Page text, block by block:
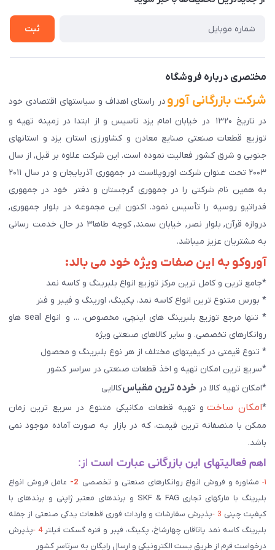
راهنمای ثبت سفارش
سوالات متداول
ثبت
مختصری درباره فروشگاه
شرکت بازرگانی آورو در راستای اهداف و سیاستهای اقتصادی خود
در تاریخ ۱۳۲۰ در خیابان امام یزد تاسیس و از ابتدا در زمینه تهیه و
توزیع قطعات صنعتی صنایع معادن و کشاورزی استان یزد و استانهای
جنوبی و شرق کشور فعالیت نموده است. این شرکت علاوه بر قبل, از سال
۲۰۰۳ تحت عنوان شرکت اوروپلاست در جمهوری آذربایجان و در سال ۲۰۱۱
به همین نام شرکتی را در جمهوری گرجستان و دفتر خود در جمهوری
فدراتیو روسیه را تأسیس نمود. اکنون این مجموعه در بلوار جمهوری,
دروازه قرآن, بلوار نصر, خیابان سمند, کوچه طاها۳ در حال خدمت رسانی
به مشتریان عزیز میباشد.
آوروکو به این صفات ویژه خود می بالد:
*جامع ترین و کامل ترین مرکز توزیع انواع بلبرینگ و کاسه نمد
* بورس متنوع ترین انواع کاسه نمد، پکینگ، اورینگ و فیبر و فنر
* تنها مرجع توزیع بلبرینگ های اینچی، مخصوص، ... و انواع seal هاو
روانکارهای تخصصی. و سایر کالاهای صنعتی ويژه
* تنوع قیمتی در کیفیتهای مختلف از هر نوع بلبرینگ و محصول
*سریع ترین امکان تهیه و اخذ قطعات صنعتی در سراسر کشور
*امکان تهیه کالا در خرده ترین مقیاسکالایی
*امکان ساختو تهیه قطعات مکانیکی متنوع در سریع ترین زمان
ممکن با منصفانه ترین قیمت، که در بازار به صورت آماده موجود نمی
باشد.
اهم فعالیتهای این بازرگانی عبارت است از:
۱- مشاوره و فروش انواع روانکارهای صنعتی و تخصصی 2-
عامل فروش انواع
بلبرینگ با مارکهای تجاری SKF & FAG و برندهای معتبر ژاپنی و برندهای با
کیفیت چینی 3 - پذیرش سفارشات و واردات فوری قطعات یدکی صنعتی از جمله
بلبرینگ کاسه نمد یاتاقان چهارشاخ، پکینگ، فیبر و فنره گسکت فیلتر4 - پذیرش
درخواست فرم از طریق پست الکترونیکی و ارسال رایگان به سرتاسر کشور